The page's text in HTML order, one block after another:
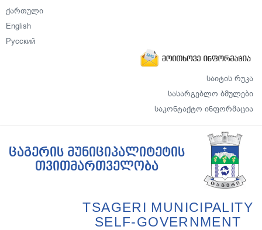
ქართული
English
Русский
საიტის რუკა
სასარგებლო ბმულები
საკონტაქტო ინფორმაცია
ცაგერის მუნიციპალიტეტის
თვითმართველობა
TSAGERI MUNICIPALITY
SELF-GOVERNMENT